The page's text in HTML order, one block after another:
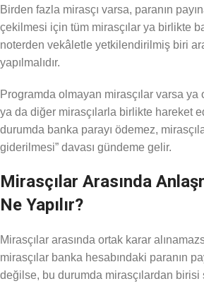
Birden fazla mirasçı varsa, paranın
çekilmesi için tüm mirasçılar ya birlikte
noterden vekâletle yetkilendirilmiş biri
yapılmalıdır.
Programda olmayan mirasçılar varsa ya
ya da diğer mirasçılarla birlikte hareket
durumda banka parayı ödemez,
giderilmesi” davası gündeme gelir.
Mirasçılar Arasında
Ne Yapılır?
Mirasçılar arasında ortak karar
mirasçılar banka hesabındaki paranın
değilse, bu durumda mirasçılardan birisi